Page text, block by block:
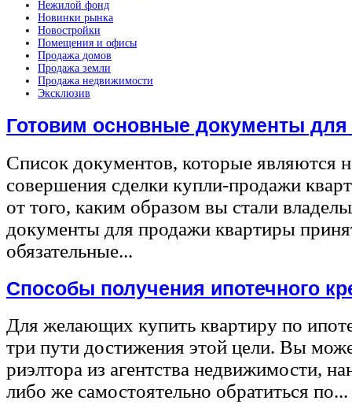
Нежилой фонд
Новинки рынка
Новостройки
Помещения и офисы
Продажа домов
Продажа земли
Продажа недвижимости
Эксклюзив
Готовим основные документы
Список документов, которые являются
совершения сделки купли-продажи
от того, каким образом вы стали
документы для продажи квартиры
обязательные...
Способы получения ипотечного
Для желающих купить квартиру по
три пути достижения этой цели. Вы
риэлтора из агентства недвижимости,
либо же самостоятельно обратиться по...